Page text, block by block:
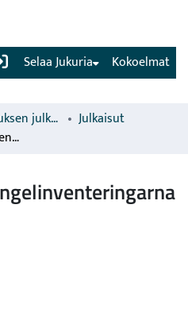
(current) Kokoelmat
Selaa Jukuria
Luonnonvarakeskuksen julkaisut
Julkaisut
Resultaten av triangelinventeringarna 2013